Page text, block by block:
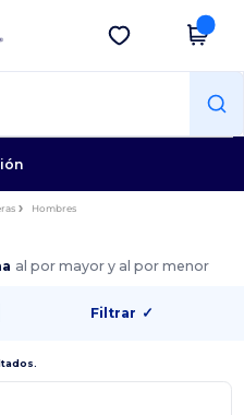
Descargar app
Hombres
al por mayor y al por menor
Filtrar ✓